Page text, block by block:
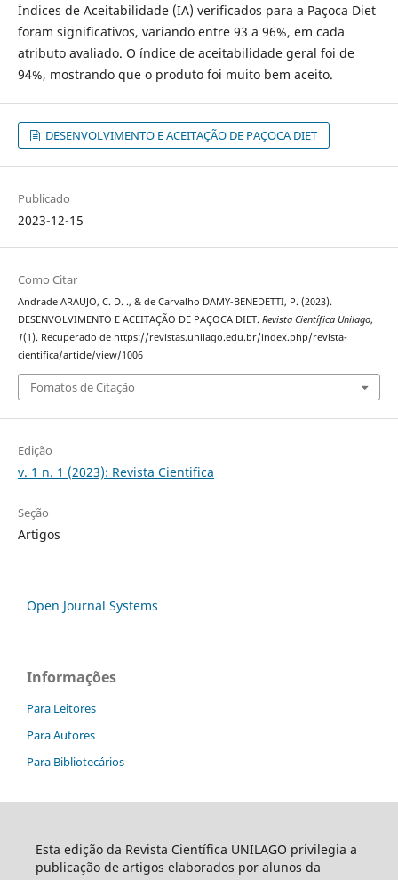
Índices de Aceitabilidade (IA) verificados para a Paçoca Diet
foram significativos, variando entre 93 a 96%, em cada
atributo avaliado. O índice de aceitabilidade geral foi de
94%, mostrando que o produto foi muito bem aceito.
DESENVOLVIMENTO E ACEITAÇÃO DE PAÇOCA DIET
Publicado
2023-12-15
Como Citar
Andrade ARAUJO, C. D. ., & de Carvalho DAMY-BENEDETTI, P. (2023).
DESENVOLVIMENTO E ACEITAÇÃO DE PAÇOCA DIET. Revista Científica Unilago,
1(1). Recuperado de https://revistas.unilago.edu.br/index.php/revista-
cientifica/article/view/1006
Fomatos de Citação
Edição
v. 1 n. 1 (2023): Revista Cientifica
Seção
Artigos
Open Journal Systems
Informações
Para Leitores
Para Autores
Para Bibliotecários
Esta edição da Revista Científica UNILAGO privilegia a
publicação de artigos elaborados por alunos da